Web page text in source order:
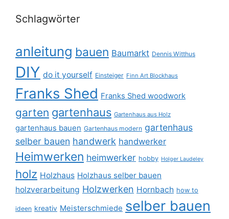
Schlagwörter
anleitung bauen Baumarkt Dennis Witthus
DIY do it yourself Einsteiger Finn Art Blockhaus
Franks Shed Franks Shed woodwork
garten gartenhaus Gartenhaus aus Holz
gartenhaus bauen Gartenhaus modern gartenhaus
selber bauen handwerk handwerker
Heimwerken heimwerker hobby Holger Laudeley
holz Holzhaus Holzhaus selber bauen
holzverarbeitung Holzwerken Hornbach how to
ideen kreativ Meisterschmiede selber bauen